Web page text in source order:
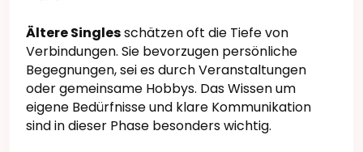
Ältere Singlesschätzen oft die Tiefe von
Verbindungen. Sie bevorzugen persönliche
Begegnungen, sei es durch Veranstaltungen
oder gemeinsame Hobbys. Das Wissen um
eigene Bedürfnisse und klare Kommunikation
sind in dieser Phase besonders wichtig.